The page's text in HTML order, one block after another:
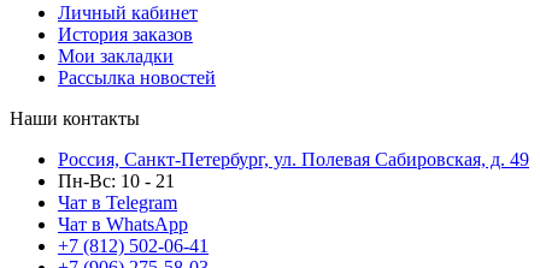
Личный кабинет
История заказов
Мои закладки
Рассылка новостей
Наши контакты
Россия, Санкт-Петербург, ул. Полевая Сабировская, д. 49
Пн-Вс: 10 - 21
Чат в Telegram
Чат в WhatsApp
+7 (812) 502-06-41